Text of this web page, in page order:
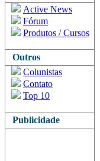
Active News
Fórum
Produtos / Cursos
Outros
Colunistas
Contato
Top 10
Publicidade